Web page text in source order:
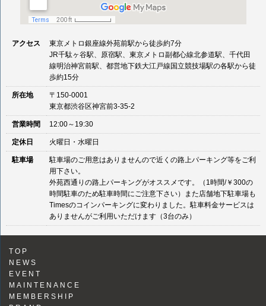
アクセス
東京メトロ銀座線外苑前駅から徒歩約7分
JR千駄ヶ谷駅、原宿駅、東京メトロ副都心線北参道駅、千代田
線明治神宮前駅、都営地下鉄大江戸線国立競技場駅の各駅から徒
歩約15分
所在地
〒150-0001
東京都渋谷区神宮前3-35-2
営業時間 12:00～19:30
定休日 火曜日・水曜日
駐車場
駐車場のご用意はありませんので近くの路上パーキング等をご利
用下さい。
外苑西通りの路上パーキングがオススメです。（1時間/￥300の
時間駐車のため駐車時間にご注意下さい）また店舗地下駐車場も
Timesのコインパーキングに変わりました。駐車料金サービスは
ありませんがご利用いただけます（3台のみ）
TOP
NEWS
EVENT
MAINTENANCE
MEMBERSHIP